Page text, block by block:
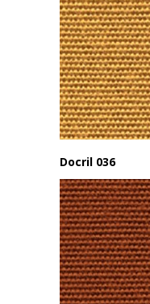
Docril 036